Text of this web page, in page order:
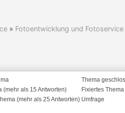
» Fotoentwicklung und Fotoservice
(mehr als 15 Antworten)
(mehr als 25 Antworten)
Thema
Fixiertes Thema
Umfrage